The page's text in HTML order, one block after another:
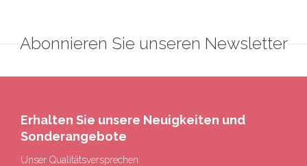
Abonnieren Sie unseren Newsletter
Erhalten Sie unsere Neuigkeiten und
Sonderangebote
Unser Qualitätsversprechen